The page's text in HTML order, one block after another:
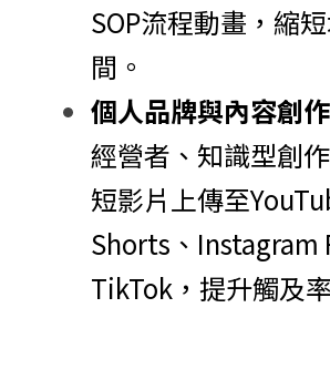
SOP流程動畫，縮
間。
個人品牌與內容創作
經營者、知識型創
短影片上傳至
Shorts、Instagram
TikTok，提升觸及